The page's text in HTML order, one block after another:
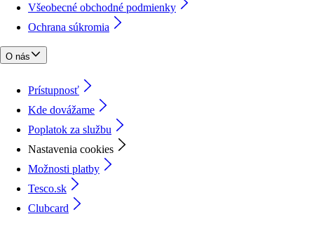
Všeobecné obchodné podmienky
Ochrana súkromia
O nás
Prístupnosť
Kde dovážame
Poplatok za službu
Nastavenia cookies
Možnosti platby
Tesco.sk
Clubcard